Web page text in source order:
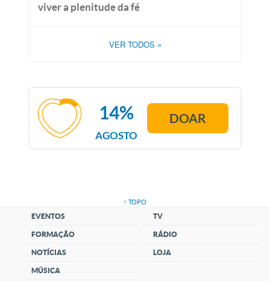
viver a plenitude da fé
VER TODOS »
AGOSTO
14% DOAR
↑ TOPO
EVENTOS
FORMAÇÃO
NOTÍCIAS
MÚSICA
TV
RÁDIO
LOJA